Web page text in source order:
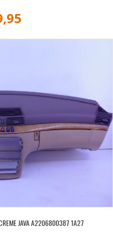
JAVA A2206800387 1A27